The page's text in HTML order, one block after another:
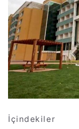
İçindekiler